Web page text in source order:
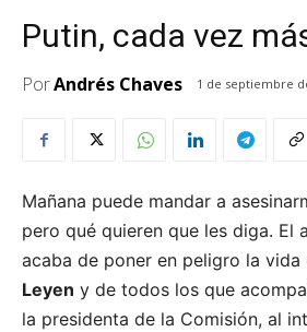
Putin, cada vez
PorAndrés Chaves 1 de septiembre
Mañana puede mandar a
pero qué quieren que les diga. El
acaba de poner en peligro la vida
Leyen y de todos los que
la presidenta de la Comisión, al